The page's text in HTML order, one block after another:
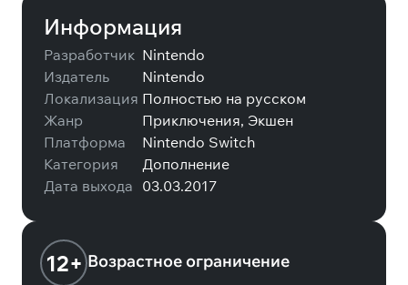
Информация
Разработчик Nintendo
Издатель
Nintendo
Локализация Полностью на русском
Жанр
Приключения, Экшен
Платформа
Nintendo Switch
Категория
Дополнение
Дата выхода 03.03.2017
12+ Возрастное ограничение